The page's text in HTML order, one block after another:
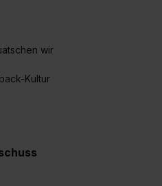
zu den einzelnen Cookies
wir
Kultur